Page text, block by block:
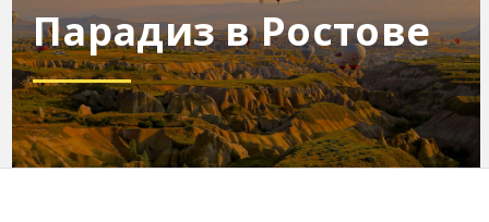
Парадиз в Ростове